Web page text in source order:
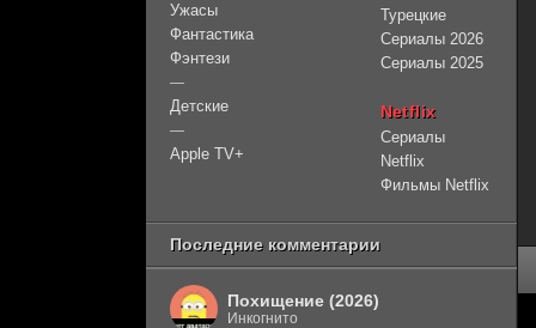
Ужасы
Фантастика
Фэнтези
—
Детские
—
Apple TV+
Турецкие
Сериалы 2026
Сериалы 2025
Netflix
Сериалы
Netflix
Фильмы Netflix
Последние комментарии
Похищение (2026)
Инкогнито